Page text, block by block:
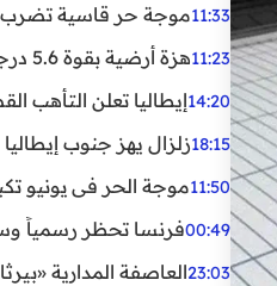
11:33موجة حر قاسية تضرب
11:23هزة أرضية بقوة 5.6 درجات تضرب مصر
14:20إيطاليا تعلن التأهب القصوى في 23 مدينة
18:15زلزال يهز جنوب
11:50موجة الحر في يونيو تكبد
00:49فرنسا تحظر رسمياً
23:03العاصفة المدارية